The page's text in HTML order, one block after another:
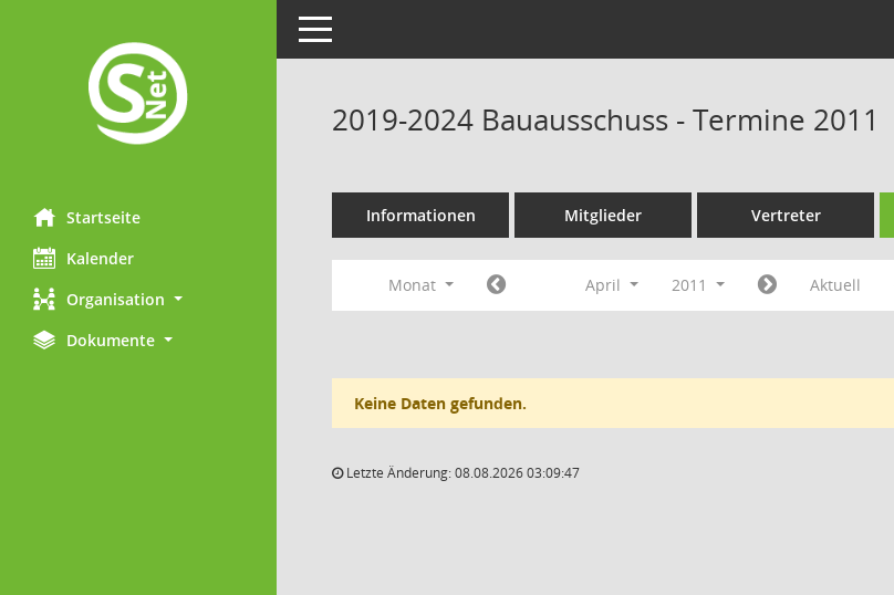
Startseite
Kalender
Organisation
Dokumente
Toggle navigation
2019-2024 Bauausschuss - Termine 2011
Informationen Mitglieder Vertreter
Monat April 2011 Aktuell
Keine Daten gefunden.
Letzte Änderung: 08.08.2026 03:09:47